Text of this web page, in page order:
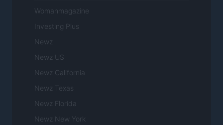
Womanmagazine
Investing Plus
Newz
Newz US
Newz California
Newz Texas
Newz Florida
Newz New York